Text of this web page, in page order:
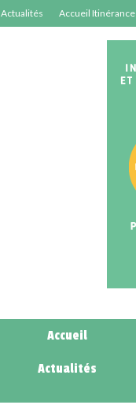
Actualités Accueil Itinérance
Accueil
Actualités